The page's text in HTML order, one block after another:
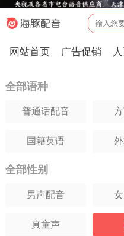
网站首页 广告促销
全部语种
普通话配音
国籍英语
日语配音
法语配音
西班牙语
全部性别
男声配音
真童声